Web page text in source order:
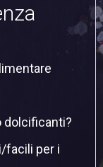
dolcificanti?
facili per i